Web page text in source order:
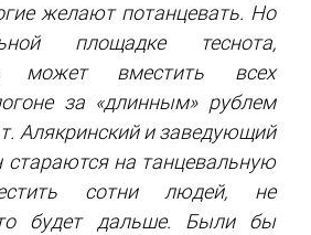
желают потанцевать. Но
площадке теснота,
может вместить всех
за «длинным» рублем
Алякринский и заведующий
стараются на танцевальную
сотни людей, не
будет дальше. Были бы